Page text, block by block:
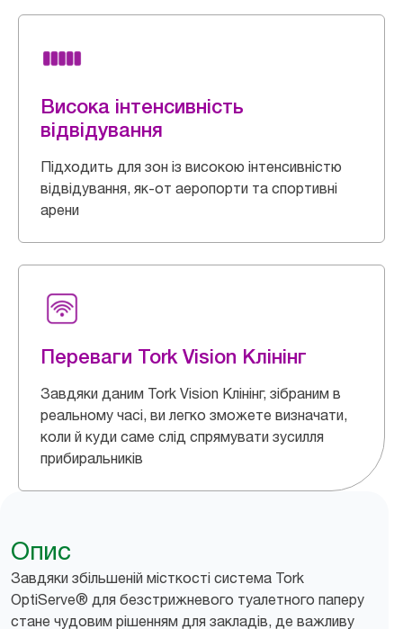
Висока інтенсивність
відвідування
Підходить для зон із високою інтенсивністю
відвідування, як-от аеропорти та спортивні
арени
Переваги Tork Vision Клінінг
Завдяки даним Tork Vision Клінінг, зібраним в
реальному часі, ви легко зможете визначати,
коли й куди саме слід спрямувати зусилля
прибиральників
Опис
Завдяки збільшеній місткості система Tork
OptiServe® для безстрижневого туалетного паперу
стане чудовим рішенням для закладів, де важливу